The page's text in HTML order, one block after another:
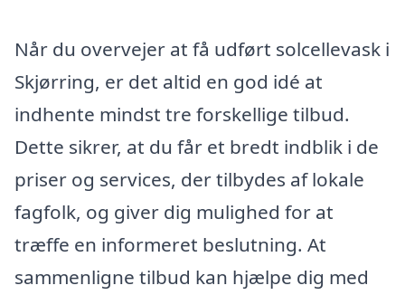
Når du overvejer at få udført solcellevask i
Skjørring, er det altid en god idé at
indhente mindst tre forskellige tilbud.
Dette sikrer, at du får et bredt indblik i de
priser og services, der tilbydes af lokale
fagfolk, og giver dig mulighed for at
træffe en informeret beslutning. At
sammenligne tilbud kan hjælpe dig med